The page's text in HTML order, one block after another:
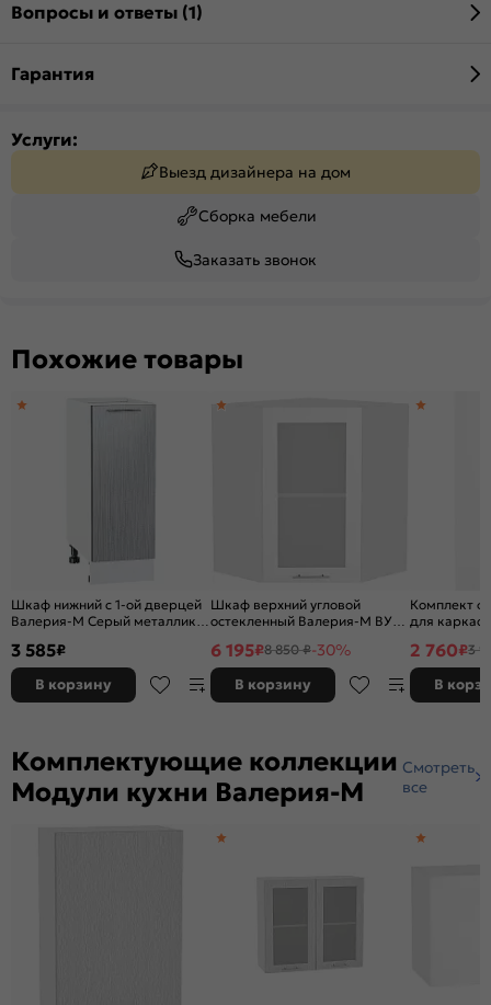
Вопросы и ответы (1)
Гарантия
Услуги:
Выезд дизайнера на дом
Сборка мебели
Заказать звонок
Похожие товары
Шкаф нижний с 1-ой дверцей
Валерия-М Серый металлик
816*300*478
3 585₽
В корзину
Шкаф верхний угловой
остекленный Валерия-М ВУ
6 195₽8 850 ₽-30%
В корзину
Комплект
для
2 760₽3
В
Комплектующие коллекции
Модули кухни Валерия-М
Смотреть
все